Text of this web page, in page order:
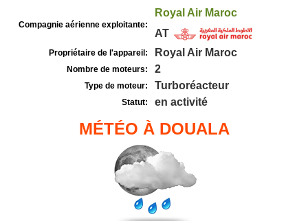
Compagnie aérienne exploitante:
Royal Air Maroc
AT
Propriétaire de l'appareil: Royal Air Maroc
Nombre de moteurs: 2
Type de moteur: Turboréacteur
Statut: en activité
MÉTÉO À DOUALA